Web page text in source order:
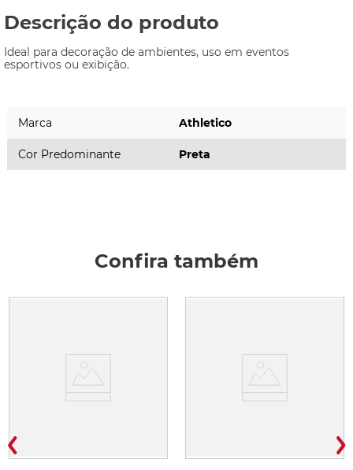
Descrição do produto
Ideal para decoração de ambientes, uso em eventos
esportivos ou exibição.
Marca Athletico
Cor Predominante Preta
Confira também